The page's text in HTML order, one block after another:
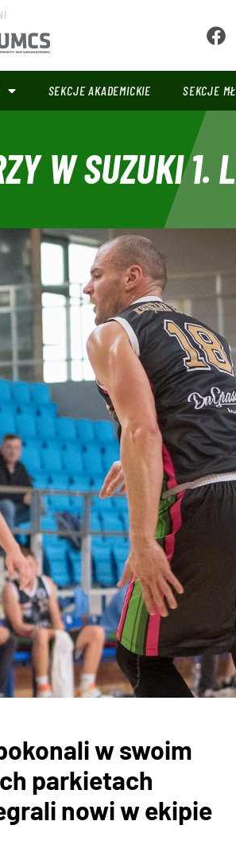
SEKCJE AKADEMICKIE SEKCJE
W SUZUKI 1.
w swoim
parkietach
nowi w ekipie